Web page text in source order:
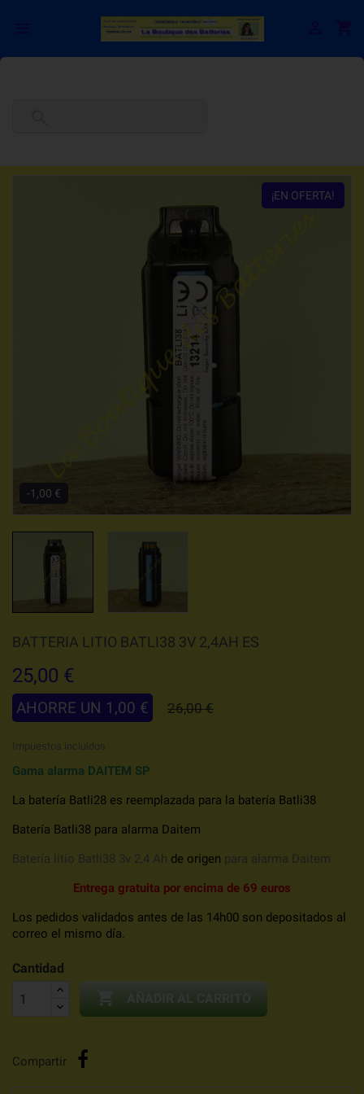
¡EN OFERTA!
-1,00 €
BATTERIA LITIO BATLI38 3V 2,4AH ES
25,00 €
AHORRE UN 1,00 € 26,00 €
Impuestos incluidos
Gama alarma DAITEM SP
La batería Batli28 es reemplazada para la batería Batli38
Batería Batli38 para alarma Daitem
Batería litio Batli38 3v 2,4 Ah de origen para alarma Daitem
Entrega gratuita por encima de 69 euros
Los pedidos validados antes de las 14h00 son depositados al
correo el mismo día.
Cantidad
 AÑADIR AL CARRITO
Compartir